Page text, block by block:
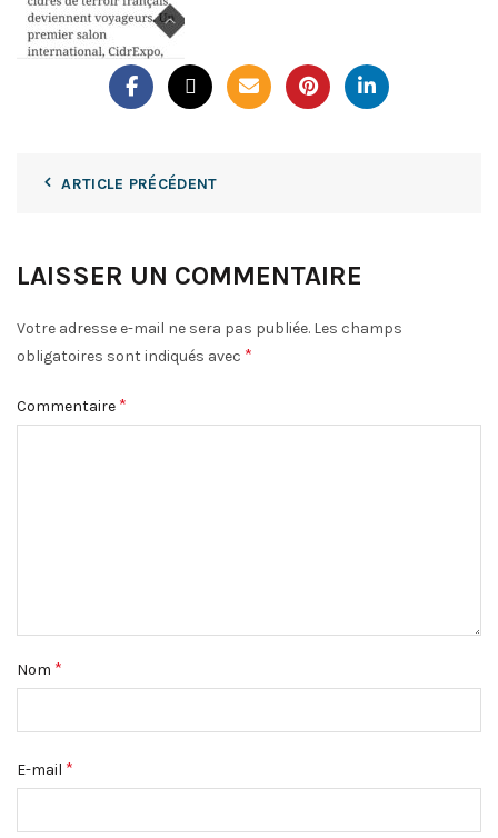
ARTICLE PRÉCÉDENT
LAISSER UN COMMENTAIRE
Votre adresse e-mail ne sera pas publiée. Les champs
obligatoires sont indiqués avec *
Commentaire *
Nom *
E-mail *